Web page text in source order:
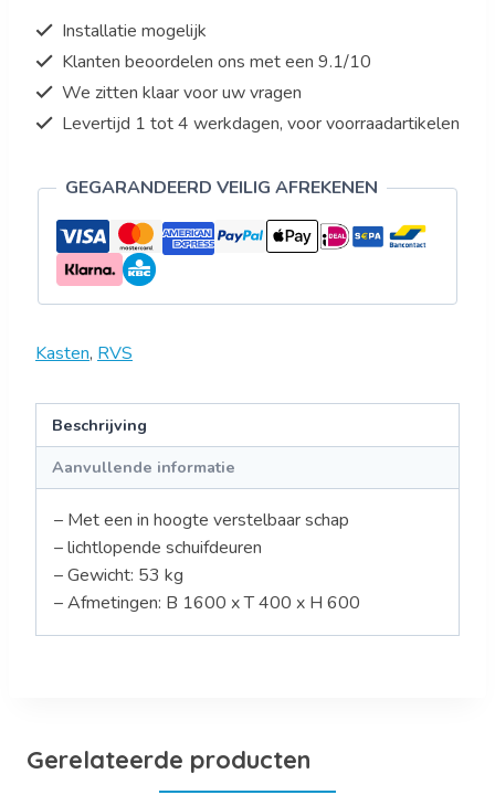
L
400mm
x
H
aantal
Installatie mogelijk
Klanten beoordelen ons met een 9.1/10
We zitten klaar voor uw vragen
Levertijd 1 tot 4 werkdagen, voor voorraadartikelen
GEGARANDEERD VEILIG AFREKENEN
Kasten, RVS
Beschrijving
Aanvullende informatie
– Met een in hoogte verstelbaar schap
– lichtlopende schuifdeuren
– Gewicht: 53 kg
– Afmetingen: B 1600 x T 400 x H 600
Gerelateerde producten